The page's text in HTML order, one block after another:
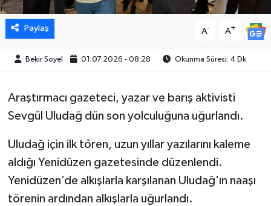
Paylaş A- A+
Bekir Soyel 01.07.2026 - 08:28 Okunma Süresi: 4 Dk
Araştırmacı gazeteci, yazar ve barış aktivisti
Sevgül Uludağ dün son yolculuğuna uğurlandı.
Uludağ için ilk tören, uzun yıllar yazılarını kaleme
aldığı Yenidüzen gazetesinde düzenlendi.
Yenidüzen’de alkışlarla karşılanan Uludağ'ın naaşı
törenin ardından alkışlarla uğurlandı.